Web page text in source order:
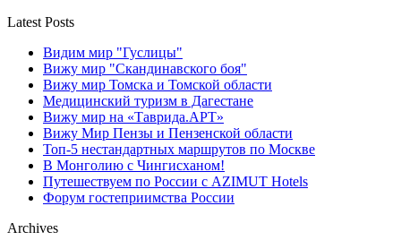
Latest Posts
Видим мир "Гуслицы"
Вижу мир "Скандинавского боя"
Вижу мир Томска и Томской области
Медицинский туризм в Дагестане
Вижу мир на «Таврида.АРТ»
Вижу Мир Пензы и Пензенской области
Топ-5 нестандартных маршрутов по Москве
В Монголию с Чингисханом!
Путешествуем по России с AZIMUT Hotels
Форум гостеприимства России
Archives